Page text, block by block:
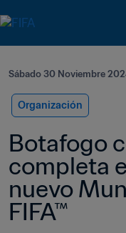
Sábado 30 Noviembre
Organización
Botafogo
completa
nuevo
FIFA™